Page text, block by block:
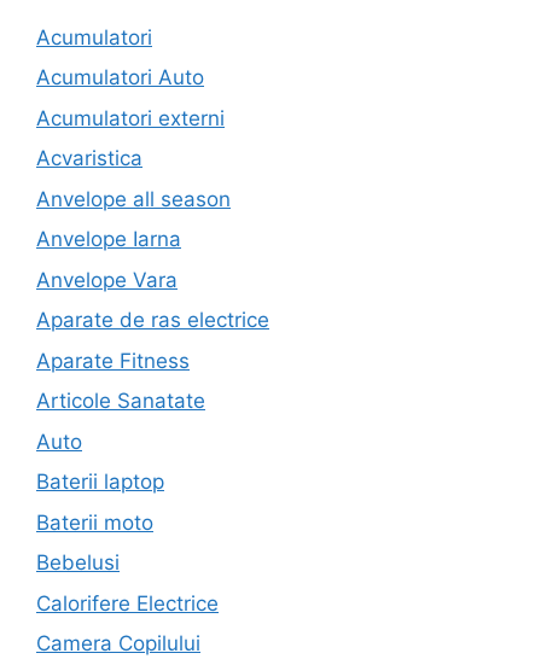
Acumulatori
Acumulatori Auto
Acumulatori externi
Acvaristica
Anvelope all season
Anvelope Iarna
Anvelope Vara
Aparate de ras electrice
Aparate Fitness
Articole Sanatate
Auto
Baterii laptop
Baterii moto
Bebelusi
Calorifere Electrice
Camera Copilului